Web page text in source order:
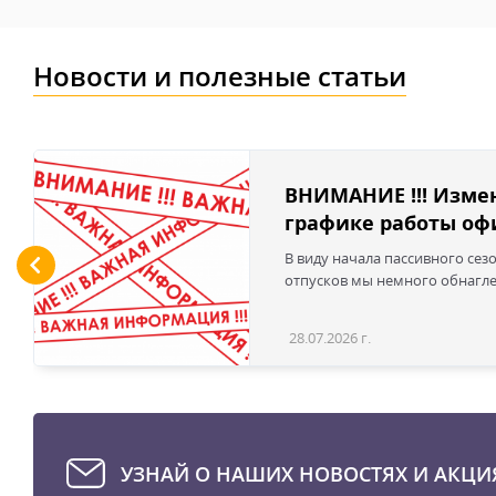
Новости и полезные статьи
ВНИМАНИЕ !!!
графике работы
В виду начала пассивного
отпусков мы немного
28.07.2026 г.
УЗНАЙ О НАШИХ НОВОСТЯХ И